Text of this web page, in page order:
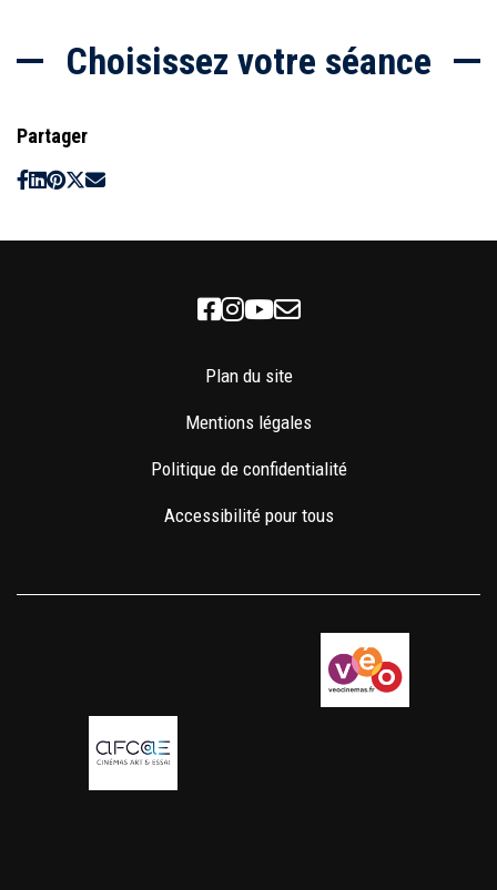
Choisissez votre séance
Partager
Facebook
Instagram
Youtube
Newsletter
Plan du site
Mentions légales
Politique de confidentialité
Accessibilité pour tous